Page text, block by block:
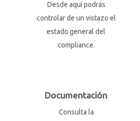
Desde aquí podrás
controlar de un vistazo el
estado general del
compliance.
Documentación
Consulta la